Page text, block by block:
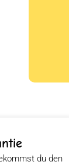
du den